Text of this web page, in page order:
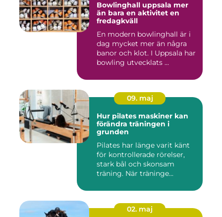
Bowlinghall uppsala mer
än bara en aktivitet en
fredagkväll
En modern bowlinghall är i
dag mycket mer än några
banor och klot. I Uppsala har
bowling utvecklats ...
09. maj
Hur pilates maskiner kan
förändra träningen i
grunden
Pilates har länge varit känt
för kontrollerade rörelser,
stark bål och skonsam
träning. När träninge...
02. maj